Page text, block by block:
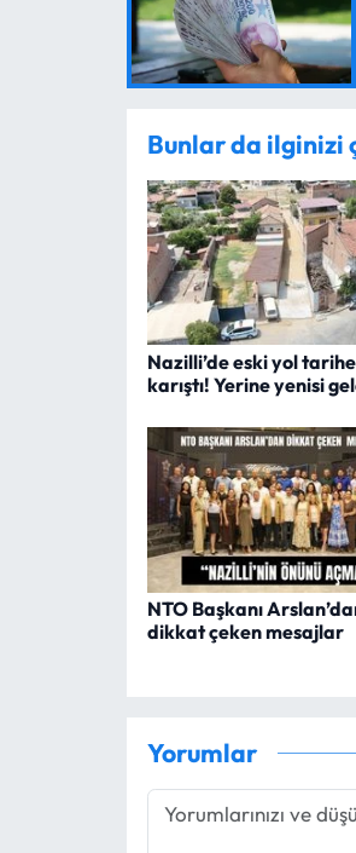
Bunlar da ilginizi
Nazilli’de eski yol tarihe
karıştı! Yerine yenisi
NTO Başkanı
dikkat çeken mesajlar
Yorumlar